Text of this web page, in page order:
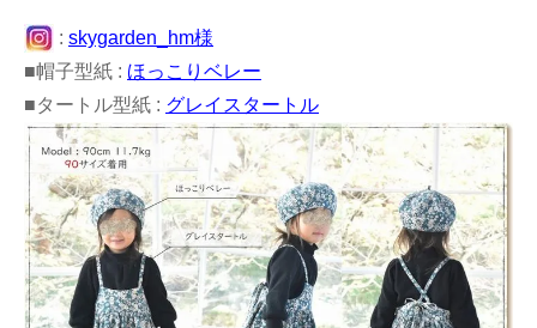
: skygarden_hm様
■帽子型紙 : ほっこりベレー
■タートル型紙 : グレイスタートル